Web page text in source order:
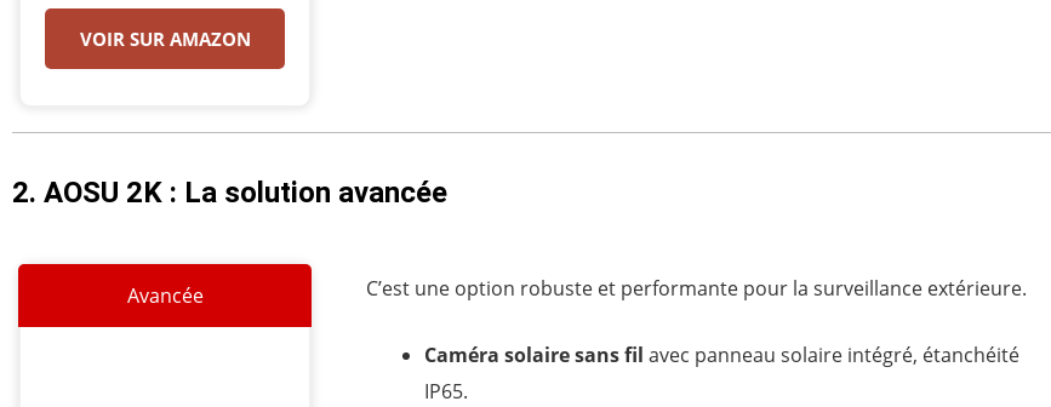
t
s
VOIR SUR AMAZON
2. AOSU 2K : La solution avancée
Avancée C’est une option robuste et performante pour la surveillance extérieure.
Caméra solaire sans fil avec panneau solaire intégré, étanchéité
IP65.